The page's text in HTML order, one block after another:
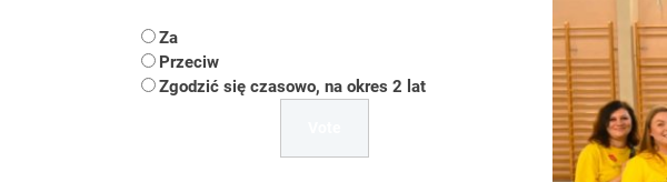
Uwaga Dębieńsko – woda nieprzydatna
Ilu mieszkańców ma Rybnik?
Za
Przeciw
Zgodzić się czasowo, na okres 2 lat